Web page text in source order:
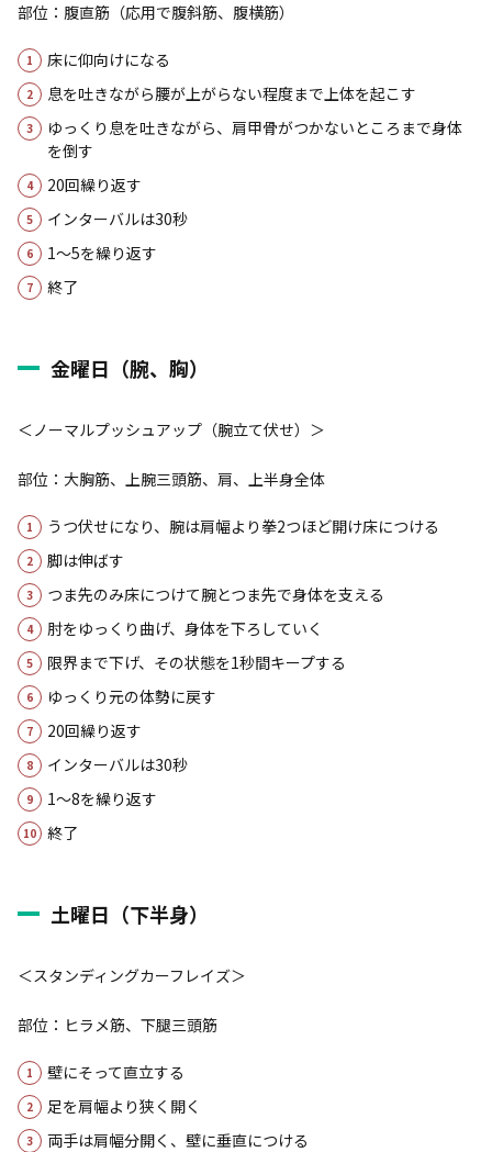
部位：腹直筋（応用で腹斜筋、腹横筋）
床に仰向けになる
息を吐きながら腰が上がらない程度まで上体を起こす
ゆっくり息を吐きながら、肩甲骨がつかないところまで身体
を倒す
20回繰り返す
インターバルは30秒
1～5を繰り返す
終了
金曜日（腕、胸）
＜ノーマルプッシュアップ（腕立て伏せ）＞
部位：大胸筋、上腕三頭筋、肩、上半身全体
うつ伏せになり、腕は肩幅より拳2つほど開け床につける
脚は伸ばす
つま先のみ床につけて腕とつま先で身体を支える
肘をゆっくり曲げ、身体を下ろしていく
限界まで下げ、その状態を1秒間キープする
ゆっくり元の体勢に戻す
20回繰り返す
インターバルは30秒
1～8を繰り返す
終了
土曜日（下半身）
＜スタンディングカーフレイズ＞
部位：ヒラメ筋、下腿三頭筋
壁にそって直立する
足を肩幅より狭く開く
両手は肩幅分開く、壁に垂直につける